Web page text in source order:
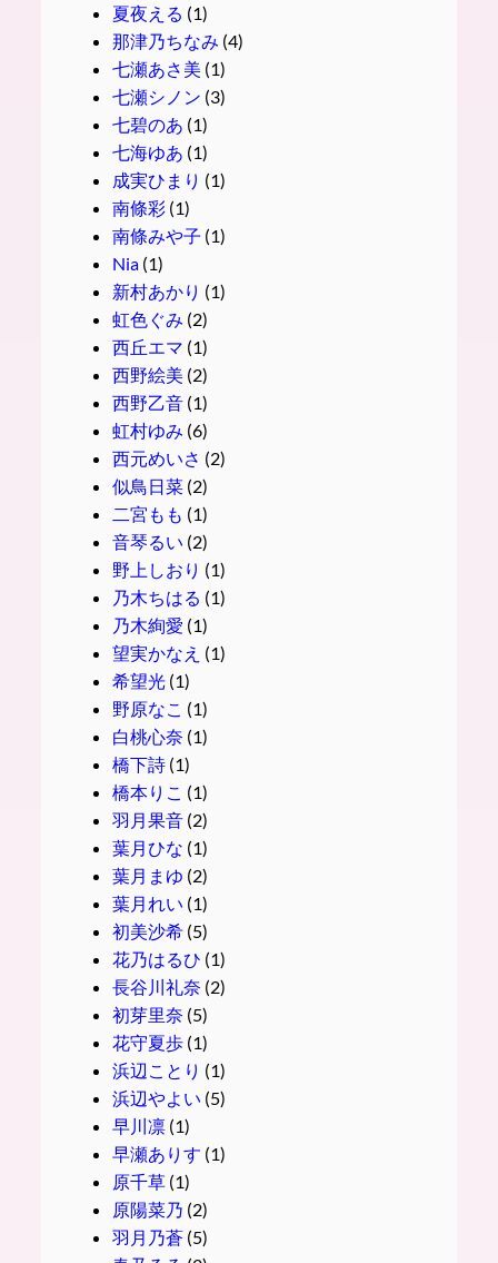
夏夜える (1)
那津乃ちなみ (4)
七瀬あさ美 (1)
七瀬シノン (3)
七碧のあ (1)
七海ゆあ (1)
成実ひまり (1)
南條彩(1)
南條みや子 (1)
Nia(1)
新村あかり (1)
虹色ぐみ (2)
西丘エマ (1)
西野絵美 (2)
西野乙音(1)
虹村ゆみ (6)
西元めいさ (2)
似鳥日菜(2)
二宮もも (1)
音琴るい (2)
野上しおり (1)
乃木ちはる (1)
乃木絢愛 (1)
望実かなえ (1)
希望光(1)
野原なこ (1)
白桃心奈 (1)
橋下詩(1)
橋本りこ (1)
羽月果音(2)
葉月ひな (1)
葉月まゆ (2)
葉月れい (1)
初美沙希(5)
花乃はるひ (1)
長谷川礼奈 (2)
初芽里奈 (5)
花守夏歩(1)
浜辺ことり (1)
浜辺やよい (5)
早川凛(1)
早瀬ありす (1)
原千草 (1)
原陽菜乃 (2)
羽月乃蒼(5)